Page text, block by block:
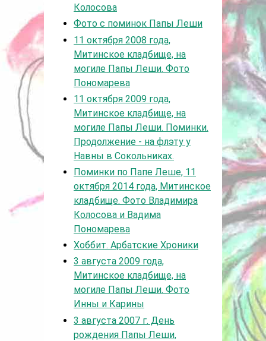
Колосова
Фото с поминок Папы Леши
11 октября 2008 года,
Митинское кладбище, на
могиле Папы Леши. Фото
Пономарева
11 октября 2009 года,
Митинское кладбище, на
могиле Папы Леши. Поминки.
Продолжение - на флэту у
Навны в Сокольниках.
Поминки по Папе Леше, 11
октября 2014 года, Митинское
кладбище. Фото Владимира
Колосова и Вадима
Пономарева
Хоббит. Арбатские Хроники
3 августа 2009 года,
Митинское кладбище, на
могиле Папы Леши. Фото
Инны и Карины
3 августа 2007 г. День
рождения Папы Леши,